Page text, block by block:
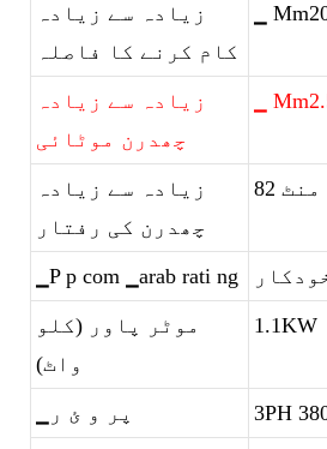
زیادہ سے زیادہ
کام کرنے کا فاصلہ
▁
زیادہ سے زیادہ
چھدرن موٹائی
▁
زیادہ سے زیادہ
چھدرن کی رفتار
منٹ
▁P p com ▁arab rati ng
موٹر پاور (کلو
واٹ)
1.1KW
▁پر و ئ ر 3PH